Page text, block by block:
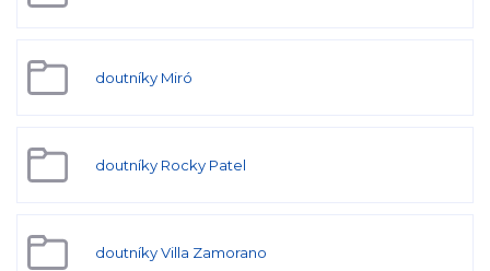
doutníky Miró
doutníky Rocky Patel
doutníky Villa Zamorano